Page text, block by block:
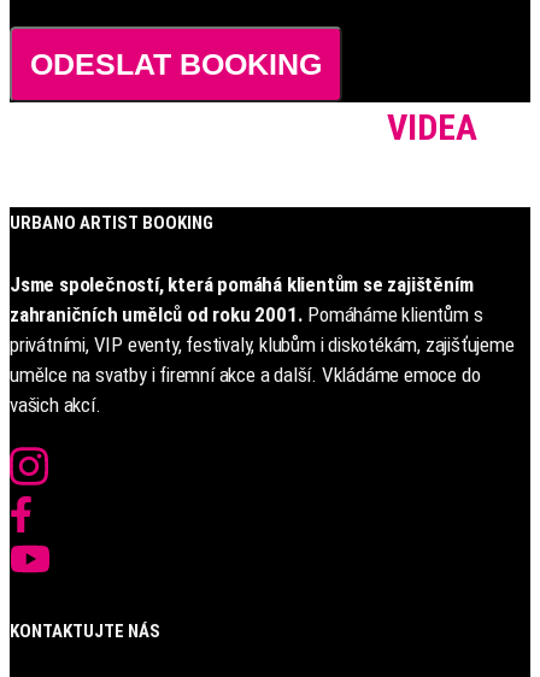
ODESLAT BOOKING
VIDEA
URBANO ARTIST BOOKING
Jsme společností, která pomáhá klientům se zajištěním
zahraničních umělců od roku 2001. Pomáháme klientům s
privátními, VIP eventy, festivaly, klubům i diskotékám, zajišťujeme
umělce na svatby i firemní akce a další. Vkládáme emoce do
vašich akcí.
KONTAKTUJTE NÁS